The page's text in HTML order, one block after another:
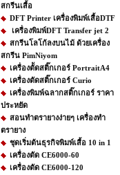
สกรีนเสื้อ
DFT Printer เครื่องพิมพ์เสื้อDTF
เครื่องพิมพ์DFT Transfer jet 2
สกรีนโลโก้ลงบนไม้ ด้วยเครื่อง
สกรีน PimNiyom
เครื่องตััดสติ๊กเกอร์ PortraitA4
เครื่องตัดสติ๊กเกอร์ Curio
เครื่องพิมพ์ฉลากสติ๊กเกอร์ ราคา
ประหยัด
สอนทำตรายางง่ายๆ เครื่องทำ
ตรายาง
ชุดเริ่มต้นธุรกิจพิมพ์เสื้อ 10 in 1
เครื่องตัด CE6000-60
เครื่องตัด CE6000-120